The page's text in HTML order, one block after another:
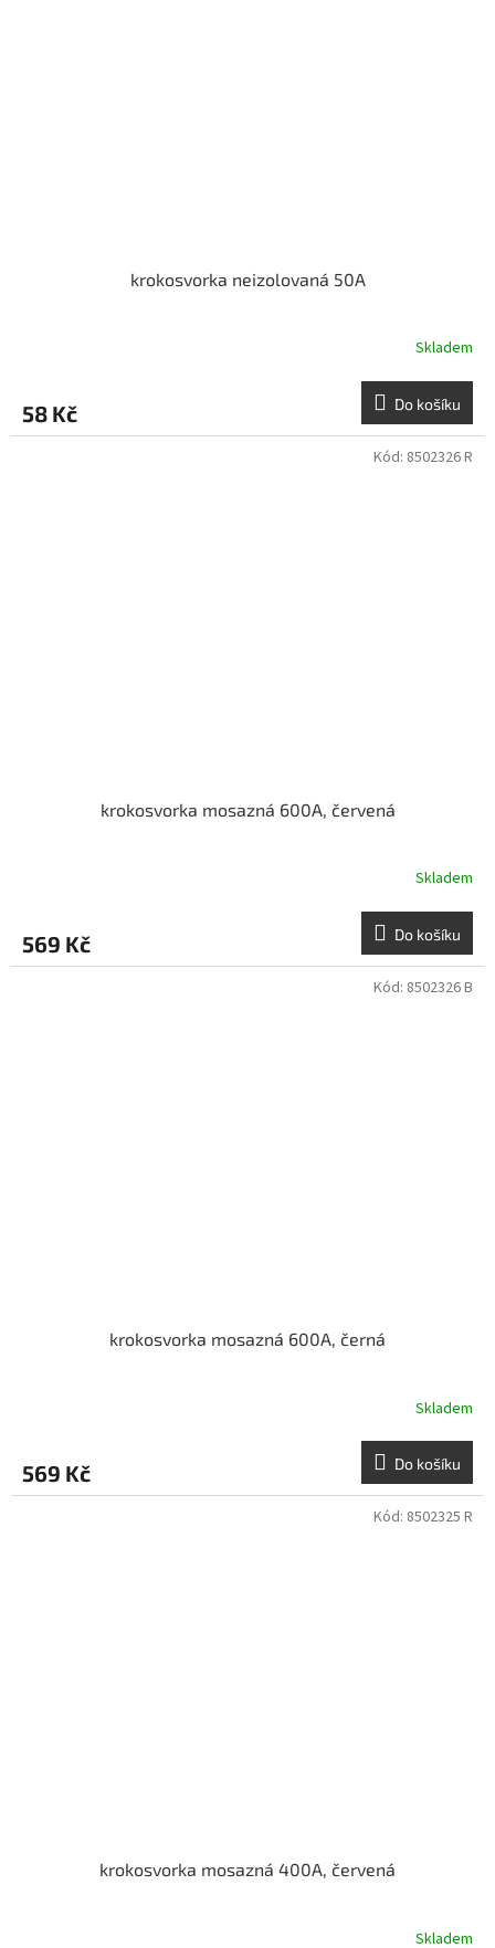
krokosvorka neizolovaná 50A
Skladem
58 Kč Do košíku
krokosvorka mosazná 600A, červená
Skladem
569 Kč Do košíku
Kód: 8502326 R
krokosvorka mosazná 600A, černá
Skladem
569 Kč Do košíku
Kód: 8502326 B
krokosvorka mosazná 400A, červená
Skladem
Kód: 8502325 R